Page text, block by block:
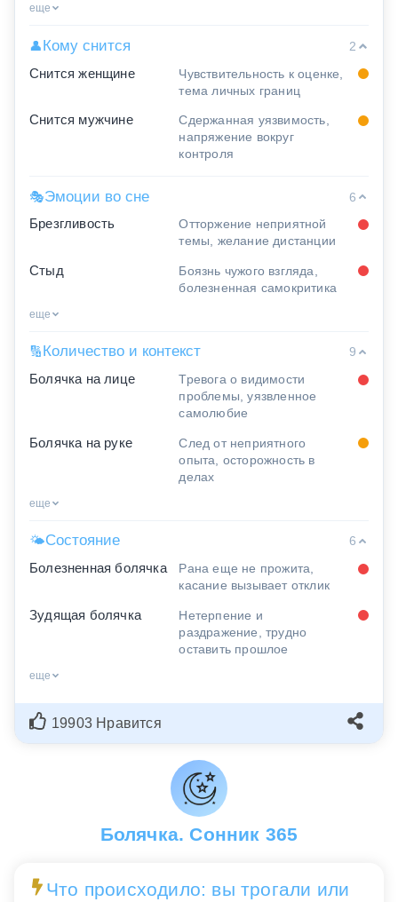
еще
👤Кому снится
2
Снится женщине
Чувствительность к оценке,
тема личных границ
Снится мужчине
Сдержанная уязвимость,
напряжение вокруг
контроля
🎭Эмоции во сне
6
Брезгливость
Отторжение неприятной
темы, желание дистанции
Стыд
Боязнь чужого взгляда,
болезненная самокритика
еще
🔢 Количество и контекст
9
Болячка на лице
Тревога о видимости
проблемы, уязвленное
самолюбие
Болячка на руке
След от неприятного
опыта, осторожность в
делах
еще
🌤Состояние
6
Болезненная болячка
Рана еще не прожита,
касание вызывает отклик
Зудящая болячка
Нетерпение и
раздражение, трудно
оставить прошлое
еще
19903 Нравится
Болячка. Сонник 365
Что происходило: вы трогали или